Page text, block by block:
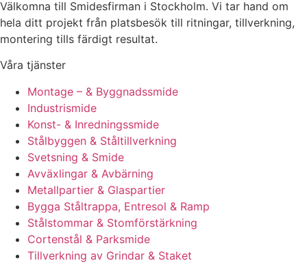
Välkomna till Smidesfirman i Stockholm. Vi tar hand om
hela ditt projekt från platsbesök till ritningar, tillverkning,
montering tills färdigt resultat.
Våra tjänster
Montage – & Byggnadssmide
Industrismide
Konst- & Inredningssmide
Stålbyggen & Ståltillverkning
Svetsning & Smide
Avväxlingar & Avbärning
Metallpartier & Glaspartier
Bygga Ståltrappa, Entresol & Ramp
Stålstommar & Stomförstärkning
Cortenstål & Parksmide
Tillverkning av Grindar & Staket